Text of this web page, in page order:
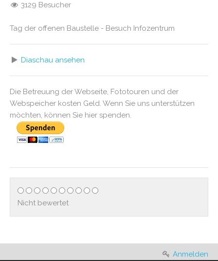
3129 Besucher
Tag der offenen Baustelle - Besuch Infozentrum
Diaschau ansehen
Die Betreuung der Webseite, Fototouren und der
Webspeicher kosten Geld. Wenn Sie uns unterstützen
möchten, können Sie hier spenden.
Nicht bewertet
Anmelden